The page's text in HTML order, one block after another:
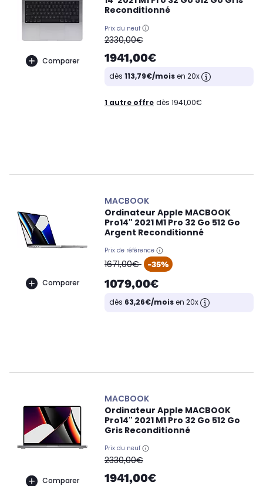
Comparer
Reconditionné
Prix du neuf
oldPrice
2330,00€
1941,00€
dès 113,79€/moisen 20x
1 autre offre dès 1941,00€
Comparer
MACBOOK
Ordinateur Apple MACBOOK
Pro14" 2021 M1 Pro 32 Go 512 Go
Argent Reconditionné
Prix de référence
oldPrice
1671,00€ -35%
1079,00€
dès 63,26€/moisen 20x
Comparer
MACBOOK
Ordinateur Apple MACBOOK
Pro14" 2021 M1 Pro 32 Go 512 Go
Gris Reconditionné
Prix du neuf
oldPrice
2330,00€
1941,00€